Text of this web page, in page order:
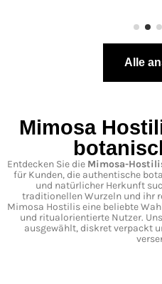
Alle
Mimosa
Entdecken Sie die Mimosa-
für Kunden, die authentische
und natürlicher Herkunft
traditionellen Wurzeln und ihr
Mimosa Hostilis eine beliebte
und ritualorientierte Nutzer.
ausgewählt, diskret verpackt